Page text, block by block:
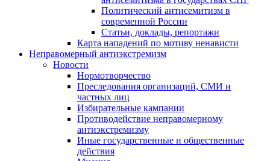
Политический антисемитизм в
современной России
Статьи, доклады, репортажи
Карта нападений по мотиву ненависти
Неправомерный антиэкстремизм
Новости
Нормотворчество
Преследования организаций, СМИ и
частных лиц
Избирательные кампании
Противодействие неправомерному
антиэкстремизму
Иные государственные и общественные
действия